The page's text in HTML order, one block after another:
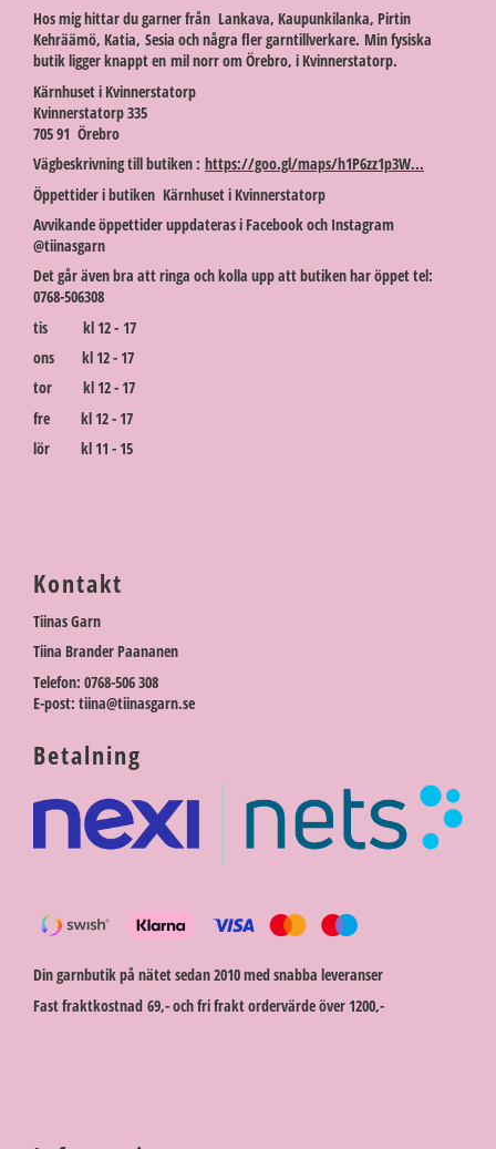
Hos mig hittar du garner från Lankava, Kaupunkilanka, Pirtin
Kehräämö, Katia, Sesia och några fler garntillverkare. Min fysiska
butik ligger knappt en mil norr om Örebro, i Kvinnerstatorp.
Kärnhuset i Kvinnerstatorp
Kvinnerstatorp 335
705 91 Örebro
Vägbeskrivning till butiken : https://goo.gl/maps/h1P6zz1p3W...
Öppettider i butiken Kärnhuset i Kvinnerstatorp
Avvikande öppettider uppdateras i Facebook och Instagram
@tiinasgarn
Det går även bra att ringa och kolla upp att butiken har öppet tel:
0768-506308
tis kl 12 - 17
ons kl 12 - 17
tor kl 12 - 17
fre kl 12 - 17
lör kl 11 - 15
Kontakt
Tiinas Garn
Tiina Brander Paananen
Telefon: 0768-506 308
E-post: tiina@tiinasgarn.se
Betalning
Din garnbutik på nätet sedan 2010 med snabba leveranser
Fast fraktkostnad 69,- och fri frakt ordervärde över 1200,-